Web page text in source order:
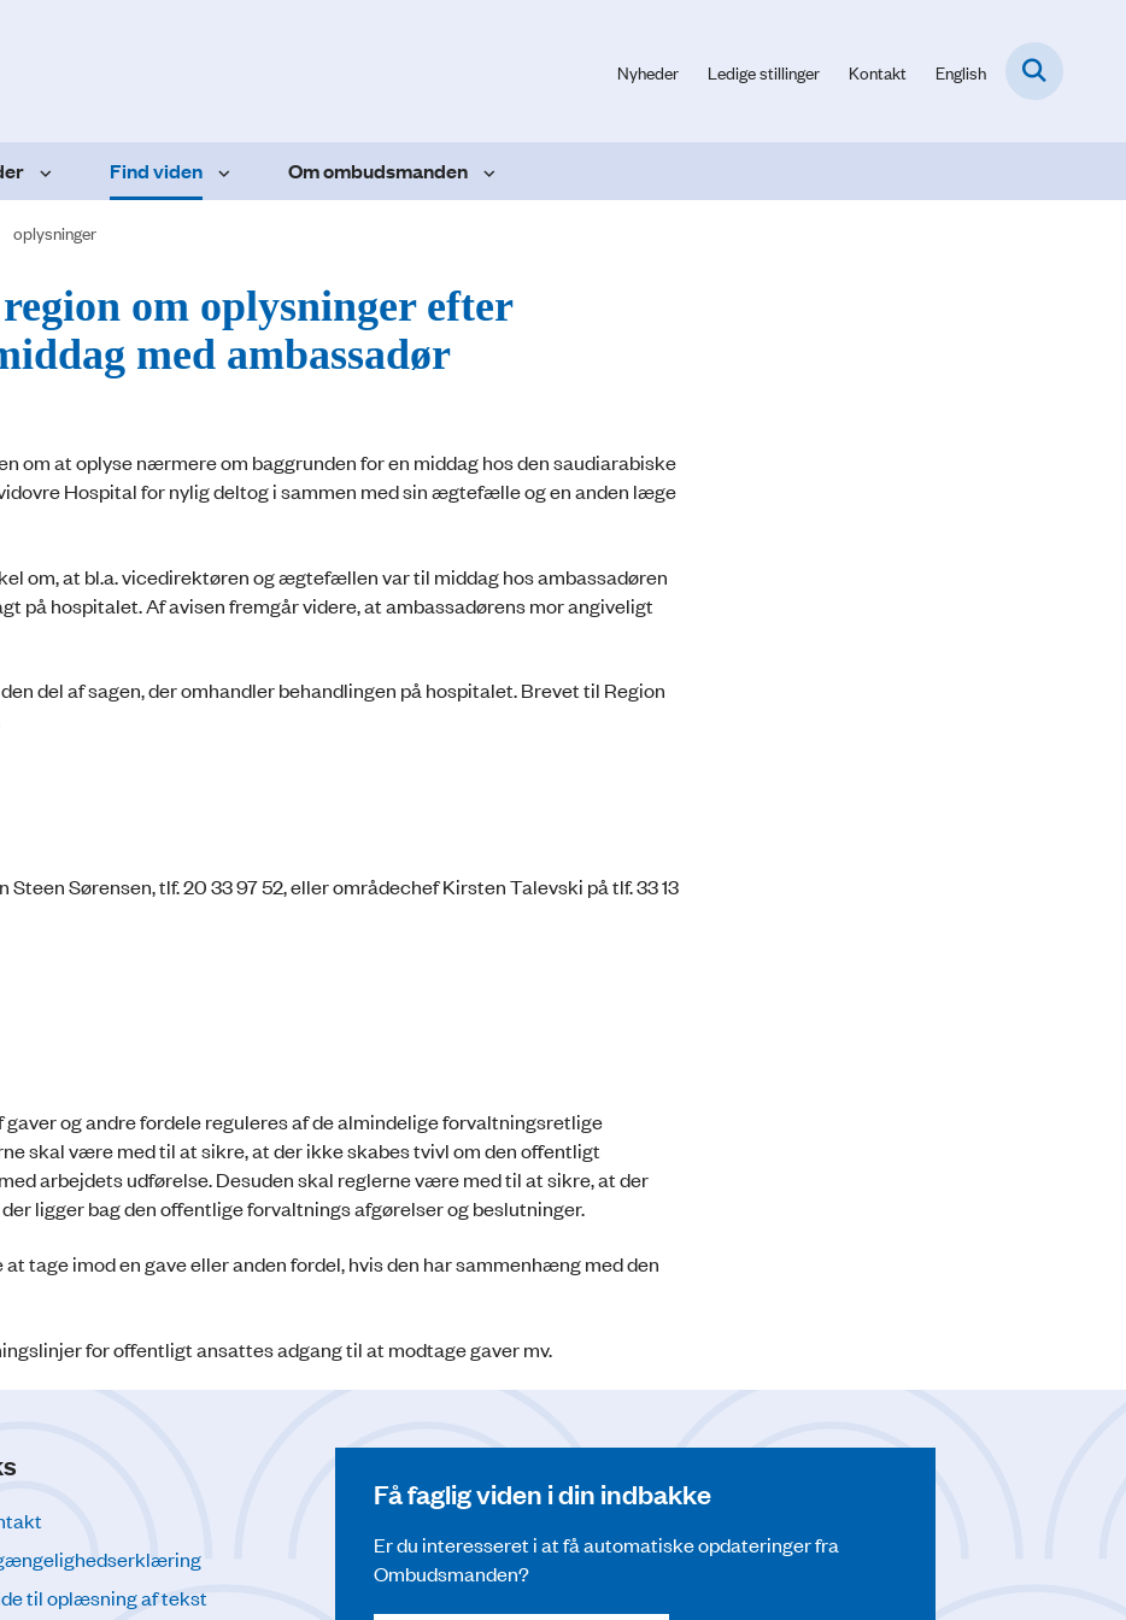
Nyheder Ledige stillinger Kontakt English
Find viden Om ombudsmanden
oplysninger
om oplysninger efter
med ambassadør
om at oplyse nærmere om baggrunden for en middag hos den saudiarabiske
Hospital for nylig deltog i sammen med sin ægtefælle og en anden læge
om, at bl.a. vicedirektøren og ægtefællen var til middag hos ambassadøren
på hospitalet. Af avisen fremgår videre, at ambassadørens mor angiveligt
del af sagen, der omhandler behandlingen på hospitalet. Brevet til Region
Sørensen, tlf. 20 33 97 52, eller områdechef Kirsten Talevski på tlf. 33 13
og andre fordele reguleres af de almindelige forvaltningsretlige
skal være med til at sikre, at der ikke skabes tvivl om den offentligt
arbejdets udførelse. Desuden skal reglerne være med til at sikre, at der
ligger bag den offentlige forvaltnings afgørelser og beslutninger.
tage imod en gave eller anden fordel, hvis den har sammenhæng med den
for offentligt ansattes adgang til at modtage gaver mv.
til oplæsning af tekst
Få faglig viden i din indbakke
Er du interesseret i at få automatiske opdateringer fra
Ombudsmanden?